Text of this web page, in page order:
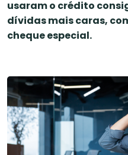
usaram o crédito
dívidas mais caras,
cheque especial.